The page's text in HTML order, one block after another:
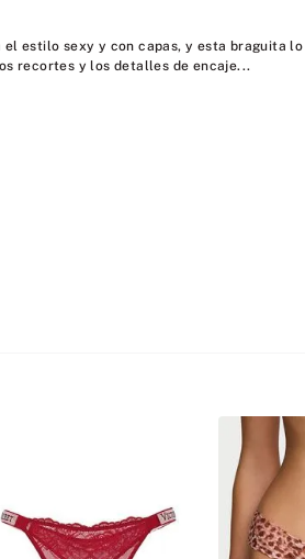
el estilo sexy y con capas, y esta braguita
recortes y los detalles de encaje...